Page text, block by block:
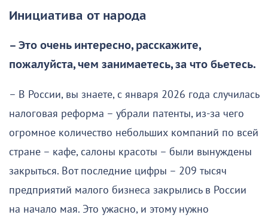
Инициатива от народа
– Это очень интересно, расскажите,
пожалуйста, чем занимаетесь, за что бьетесь.
– В России, вы знаете, с января 2026 года случилась
налоговая реформа – убрали патенты, из-за чего
огромное количество небольших компаний по всей
стране – кафе, салоны красоты – были вынуждены
закрыться. Вот последние цифры – 209 тысяч
предприятий малого бизнеса закрылись в России
на начало мая. Это ужасно, и этому нужно